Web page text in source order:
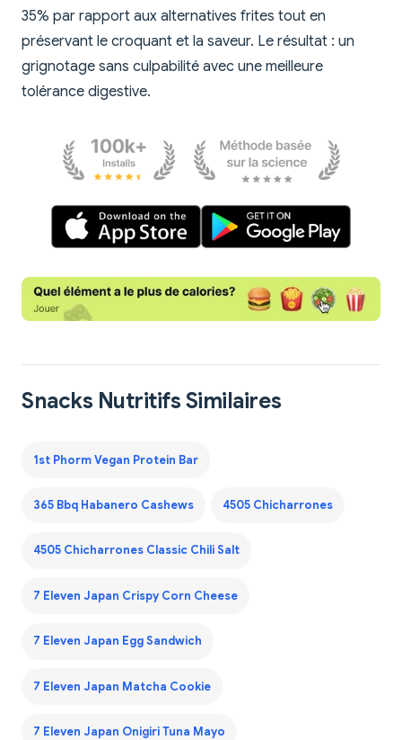
35% par rapport aux alternatives frites tout en
préservant le croquant et la saveur. Le résultat : un
grignotage sans culpabilité avec une meilleure
tolérance digestive.
Snacks Nutritifs Similaires
1st Phorm Vegan Protein Bar
365 Bbq Habanero Cashews 4505 Chicharrones
4505 Chicharrones Classic Chili Salt
7 Eleven Japan Crispy Corn Cheese
7 Eleven Japan Egg Sandwich
7 Eleven Japan Matcha Cookie
7 Eleven Japan Onigiri Tuna Mayo